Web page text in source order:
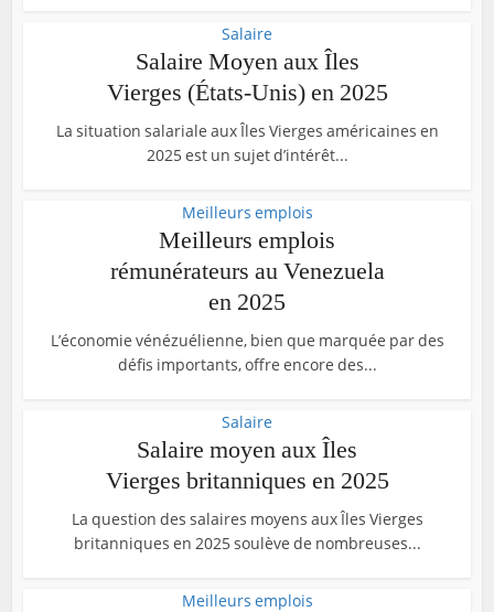
Salaire
Salaire Moyen aux Îles
Vierges (États-Unis) en 2025
La situation salariale aux Îles Vierges américaines en
2025 est un sujet d’intérêt...
Meilleurs emplois
Meilleurs emplois
rémunérateurs au Venezuela
en 2025
L’économie vénézuélienne, bien que marquée par des
défis importants, offre encore des...
Salaire
Salaire moyen aux Îles
Vierges britanniques en 2025
La question des salaires moyens aux Îles Vierges
britanniques en 2025 soulève de nombreuses...
Meilleurs emplois